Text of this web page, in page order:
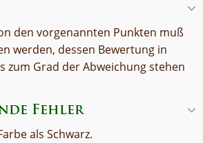
den vorgenannten Punkten muß
werden, dessen Bewertung in
zum Grad der Abweichung stehen
Fehler
als Schwarz.